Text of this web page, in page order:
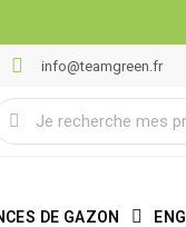
info@teamgreen.fr
DE GAZON